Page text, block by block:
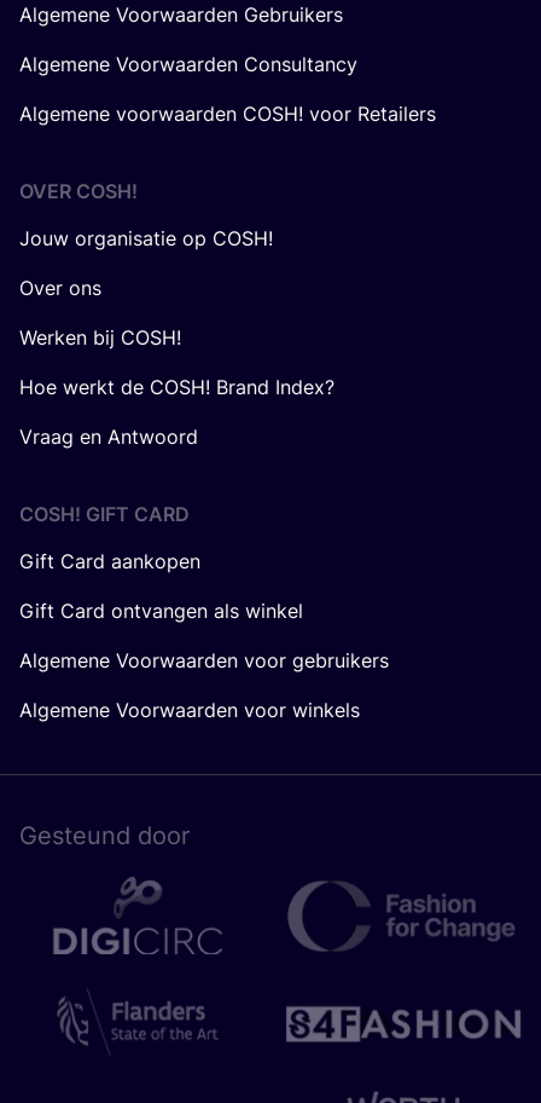
Algemene Voorwaarden Gebruikers
Algemene Voorwaarden Consultancy
Algemene voorwaarden COSH! voor Retailers
OVER COSH!
Jouw organisatie op COSH!
Over ons
Werken bij COSH!
Hoe werkt de COSH! Brand Index?
Vraag en Antwoord
COSH! GIFT CARD
Gift Card aankopen
Gift Card ontvangen als winkel
Algemene Voorwaarden voor gebruikers
Algemene Voorwaarden voor winkels
Gesteund door